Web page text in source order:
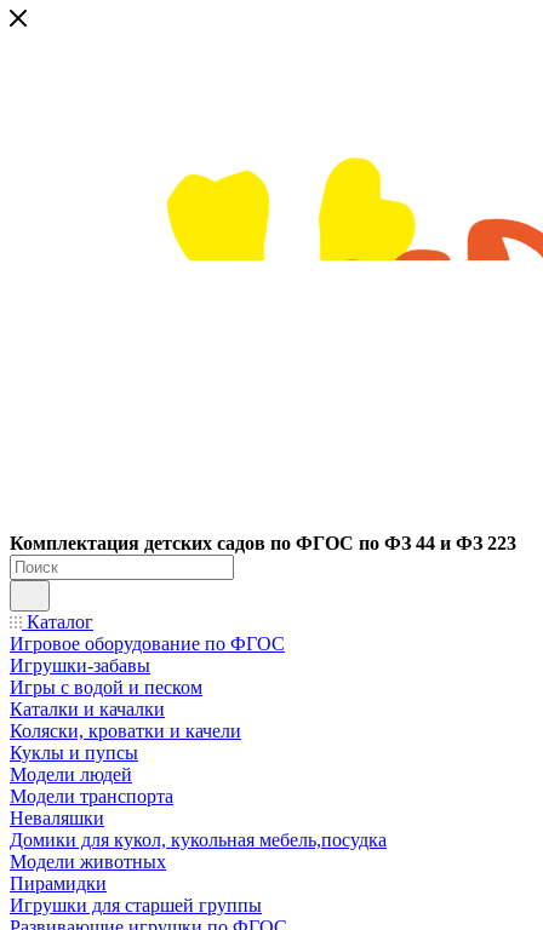
Комплектация детских садов по ФГОC по ФЗ 44 и ФЗ 223
Каталог
Игровое оборудование по ФГОС
Игрушки-забавы
Игры с водой и песком
Каталки и качалки
Коляски, кроватки и качели
Куклы и пупсы
Модели людей
Модели транспорта
Неваляшки
Домики для кукол, кукольная мебель,посудка
Модели животных
Пирамидки
Игрушки для старшей группы